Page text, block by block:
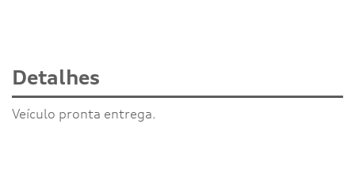
Detalhes
Veículo pronta entrega.